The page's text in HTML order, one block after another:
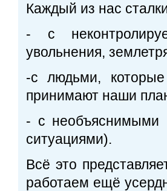
Каждый из нас
- с
увольнения,
-с людьми,
принимают наши
- с необъяснимыми
ситуациями).
Всё это
работаем ещё